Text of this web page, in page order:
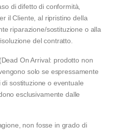
di difetto di conformità,
il Cliente, al ripristino della
riparazione/sostituzione o alla
del contratto.
On Arrival: prodotto non
solo se espressamente
sostituzione o eventuale
esclusivamente dalle
non fosse in grado di